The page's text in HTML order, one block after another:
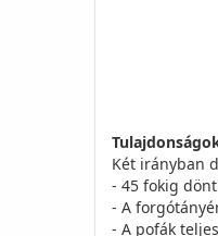
Két irányban
- 45 fokig
- A
- A pofák